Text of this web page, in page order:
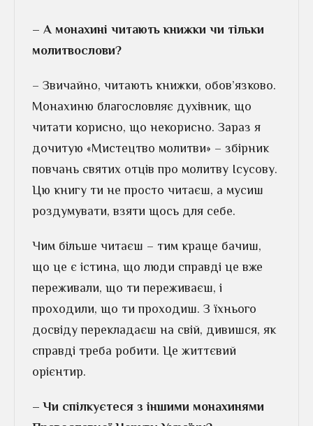
– А монахині читають книжки чи тільки
молитвослови?
– Звичайно, читають книжки, обов’язково.
Монахиню благословляє духівник, що
читати корисно, що некорисно. Зараз я
дочитую «Мистецтво молитви» – збірник
повчань святих отців про молитву Ісусову.
Цю книгу ти не просто читаєш, а мусиш
роздумувати, взяти щось для себе.
Чим більше читаєш – тим краще бачиш,
що це є істина, що люди справді це вже
переживали, що ти переживаєш, і
проходили, що ти проходиш. З їхнього
досвіду перекладаєш на свій, дивишся, як
справді треба робити. Це життєвий
орієнтир.
– Чи спілкуєтеся з іншими монахинями